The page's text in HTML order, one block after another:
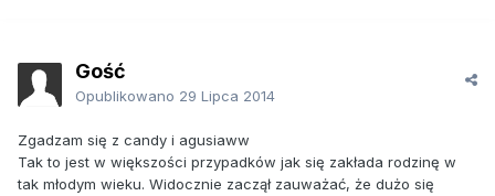
Gość
Opublikowano 29 Lipca 2014
Zgadzam się z candy i agusiaww
Tak to jest w większości przypadków jak się zakłada rodzinę w
tak młodym wieku. Widocznie zaczął zauważać, że dużo się